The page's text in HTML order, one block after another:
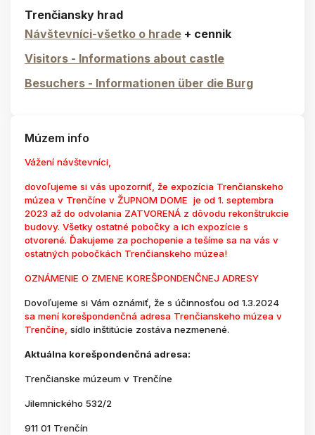
Trenčiansky hrad
Návštevníci-všetko o hrade + cennik
Visitors - Informations about castle
Besuchers - Informationen über die Burg
Múzem info
Vážení návštevníci,
dovoľujeme si vás upozorniť, že expozícia Trenčianskeho
múzea v Trenčíne v ŽUPNOM DOME je od 1. septembra
2023 až do odvolania ZATVORENÁ z dôvodu rekonštrukcie
budovy. Všetky ostatné pobočky a ich expozície s
otvorené. Ďakujeme za pochopenie a tešíme sa na vás v
ostatných pobočkách Trenčianskeho múzea!
OZNÁMENIE O ZMENE KOREŠPONDENČNEJ ADRESY
Dovoľujeme si Vám oznámiť, že s účinnosťou od 1.3.2024
sa mení korešpondenčná adresa Trenčianskeho múzea v
Trenčíne, sídlo inštitúcie zostáva nezmenené.
Aktuálna korešpondenčná adresa:
Trenčianske múzeum v Trenčíne
Jilemnického 532/2
911 01 Trenčín